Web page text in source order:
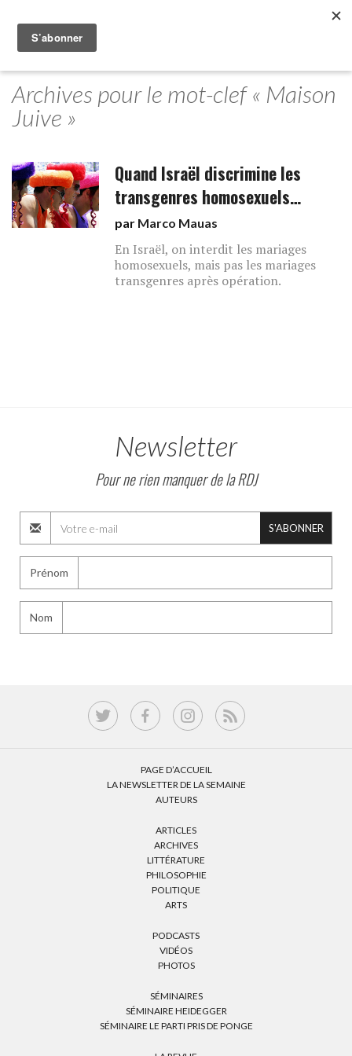
Archives pour le mot-clef « Maison
Juive »
Quand Israël discrimine les
transgenres homosexuels…
par Marco Mauas
En Israël, on interdit les mariages
homosexuels, mais pas les mariages
transgenres après opération.
Newsletter
Pour ne rien manquer de la RDJ
S'ABONNER
Prénom
Nom
PAGE D’ACCUEIL
LA NEWSLETTER DE LA SEMAINE
AUTEURS
ARTICLES
ARCHIVES
LITTÉRATURE
PHILOSOPHIE
POLITIQUE
ARTS
PODCASTS
VIDÉOS
PHOTOS
SÉMINAIRES
SÉMINAIRE HEIDEGGER
SÉMINAIRE LE PARTI PRIS DE PONGE